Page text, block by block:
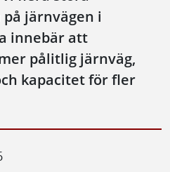
järnvägen i
innebär att
pålitlig järnväg,
kapacitet för fler